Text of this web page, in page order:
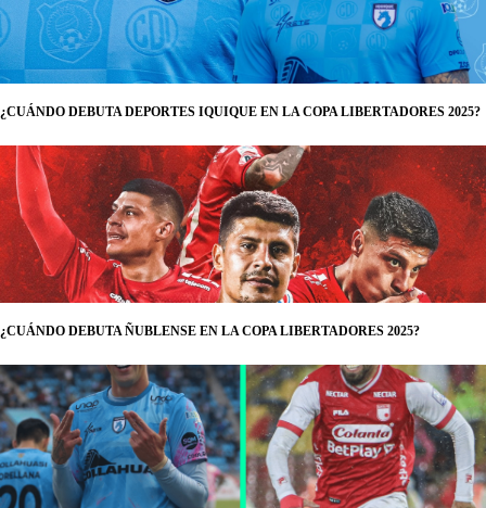
¿CUÁNDO DEBUTA DEPORTES IQUIQUE EN LA COPA LIBERTADORES 2025?
¿CUÁNDO DEBUTA ÑUBLENSE EN LA COPA LIBERTADORES 2025?